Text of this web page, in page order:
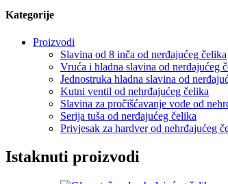
Kategorije
Proizvodi
Slavina od 8 inča od nerđajućeg čelika
Vruća i hladna slavina od nerđajućeg
Jednostruka hladna slavina od
Kutni ventil od nehrđajućeg čelika
Slavina za pročišćavanje vode od
Serija tuša od nerđajućeg čelika
Privjesak za hardver od nehrđajućeg
Istaknuti proizvodi